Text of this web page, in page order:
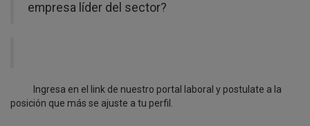
empresa líder del sector?
Ingresa en el link de nuestro portal laboral y postulate a la
posición que más se ajuste a tu perfil.